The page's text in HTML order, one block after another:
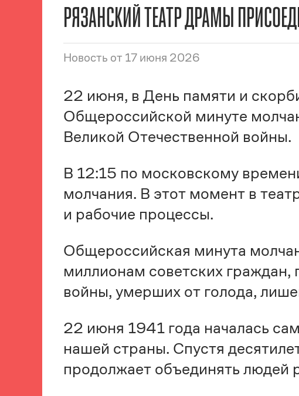
РЯЗАНСКИЙ ТЕАТР ДРАМЫ
Новость от 17 июня 2026
22 июня, в День памяти и
Общероссийской минуте
Великой Отечественной войны.
В 12:15 по московскому
молчания. В этот момент в
и рабочие процессы.
Общероссийская минута
миллионам советских
войны, умерших от голода,
22 июня 1941 года началась
нашей страны. Спустя
продолжает объединять людей